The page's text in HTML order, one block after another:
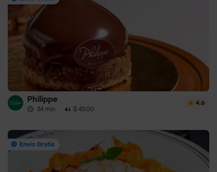
Philippe
34 min · $ 4500
4.6
Envío Gratis